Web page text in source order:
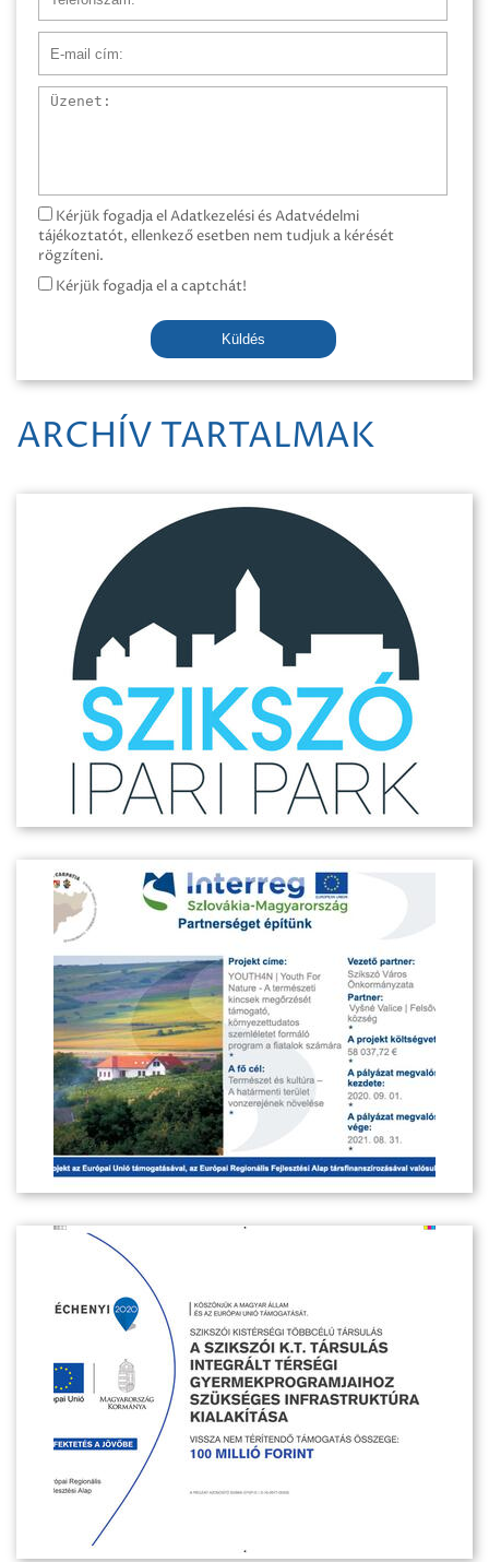
Üzenet
Kérjük fogadja el Adatkezelési és Adatvédelmi
tájékoztatót, ellenkező esetben nem tudjuk a kérését
rögzíteni.
Kérjük fogadja el a captchát!
Küldés
ARCHÍV TARTALMAK